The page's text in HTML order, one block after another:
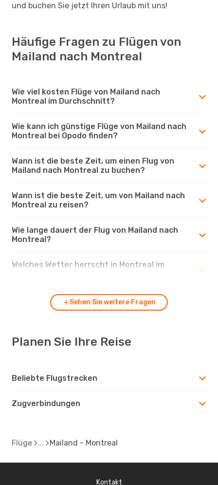
und buchen Sie jetzt Ihren Urlaub mit uns!
Häufige Fragen zu Flügen von
Mailand nach Montreal
Wie viel kosten Flüge von Mailand nach
Montreal im Durchschnitt?
Wie kann ich günstige Flüge von Mailand nach
Montreal bei Opodo finden?
Wann ist die beste Zeit, um einen Flug von
Mailand nach Montreal zu buchen?
Wann ist die beste Zeit, um von Mailand nach
Montreal zu reisen?
Wie lange dauert der Flug von Mailand nach
Montreal?
Welches Wetter herrscht in Montreal im
Sehen Sie weitere Fragen
Planen Sie Ihre Reise
Beliebte Flugstrecken
Zugverbindungen
Flüge Mailand - Montreal
Kontakt